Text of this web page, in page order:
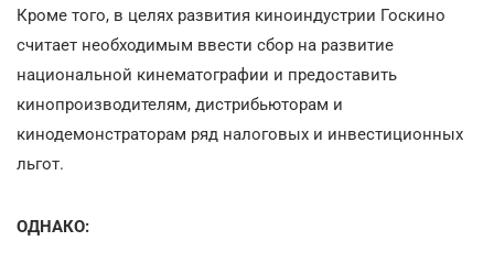
Кроме того, в целях развития киноиндустрии Госкино
считает необходимым ввести сбор на развитие
национальной кинематографии и предоставить
кинопроизводителям, дистрибьюторам и
кинодемонстраторам ряд налоговых и инвестиционных
льгот.
ОДНАКО: